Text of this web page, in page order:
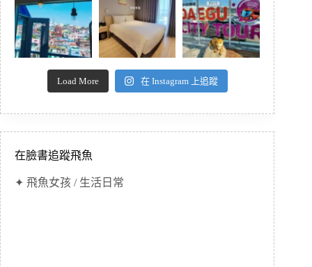
Load More 在 Instagram 上追蹤
在臉書追蹤飛魚
✦ 飛魚女孩 / 生活日常